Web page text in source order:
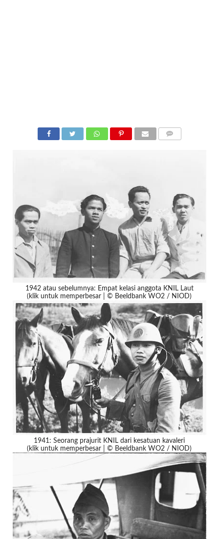
1942 atau sebelumnya: Empat kelasi anggota KNIL Laut
(klik untuk memperbesar | © Beeldbank WO2 / NIOD)
1941: Seorang prajurit KNIL dari kesatuan kavaleri
(klik untuk memperbesar | © Beeldbank WO2 / NIOD)